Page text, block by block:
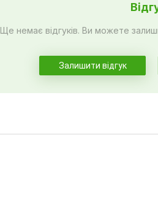
Ще немає відгуків. Ви можете
Залишити відгук